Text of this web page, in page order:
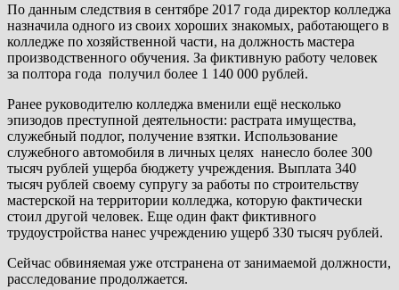
По данным следствия в сентябре 2017 года директор колледжа
назначила одного из своих хороших знакомых, работающего в
колледже по хозяйственной части, на должность мастера
производственного обучения. За фиктивную работу человек
за полтора года получил более 1 140 000 рублей.
Ранее руководителю колледжа вменили ещё несколько
эпизодов преступной деятельности: растрата имущества,
служебный подлог, получение взятки. Использование
служебного автомобиля в личных целях нанесло более 300
тысяч рублей ущерба бюджету учреждения. Выплата 340
тысяч рублей своему супругу за работы по строительству
мастерской на территории колледжа, которую фактически
стоил другой человек. Еще один факт фиктивного
трудоустройства нанес учреждению ущерб 330 тысяч рублей.
Сейчас обвиняемая уже отстранена от занимаемой должности,
расследование продолжается.